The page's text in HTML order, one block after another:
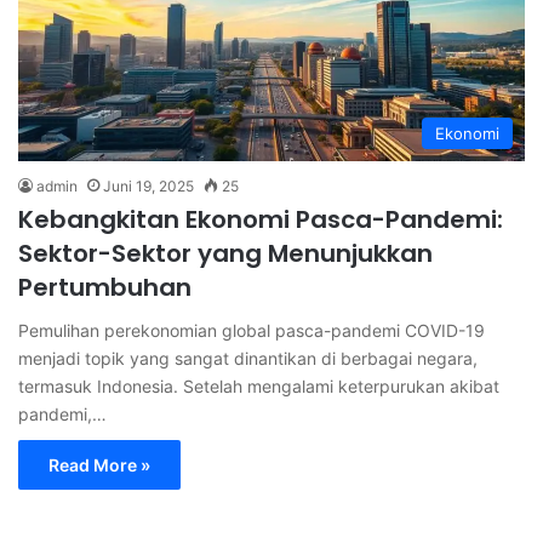
Ekonomi
admin Juni 19, 2025 25
Kebangkitan Ekonomi Pasca-Pandemi:
Sektor-Sektor yang Menunjukkan
Pertumbuhan
Pemulihan perekonomian global pasca-pandemi COVID-19
menjadi topik yang sangat dinantikan di berbagai negara,
termasuk Indonesia. Setelah mengalami keterpurukan akibat
pandemi,…
Read More »